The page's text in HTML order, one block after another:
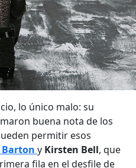
lo único malo: su
buena nota de los
permitir esos
Barton y Kirsten Bell, que
fila en el desfile de